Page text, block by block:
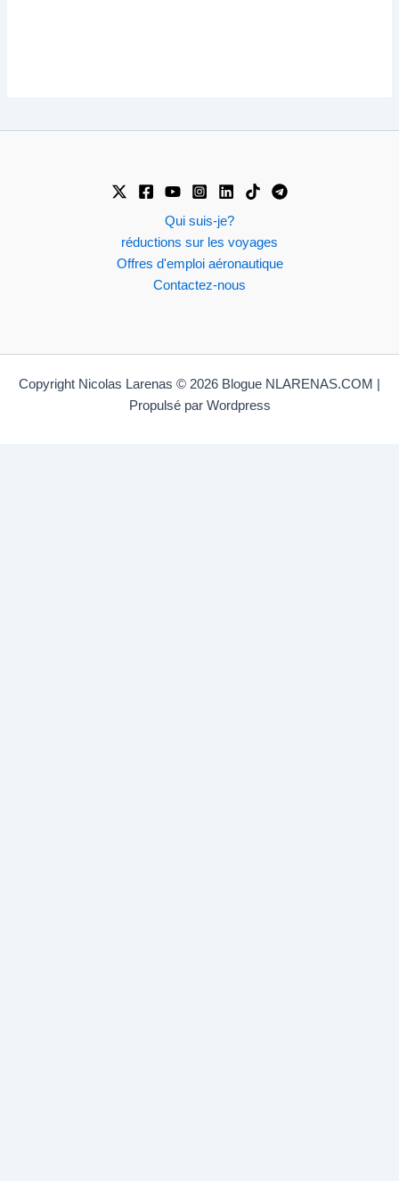
Qui suis-je?
réductions sur les voyages
Offres d'emploi aéronautique
Contactez-nous
Copyright Nicolas Larenas © 2026 Blogue NLARENAS.COM |
Propulsé par Wordpress